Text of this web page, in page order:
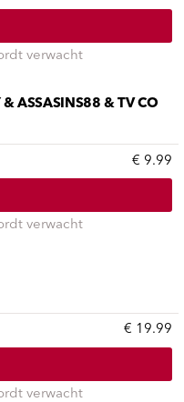
verwacht
& ASSASINS88 & TV CO
€ 9.99
verwacht
€ 19.99
verwacht